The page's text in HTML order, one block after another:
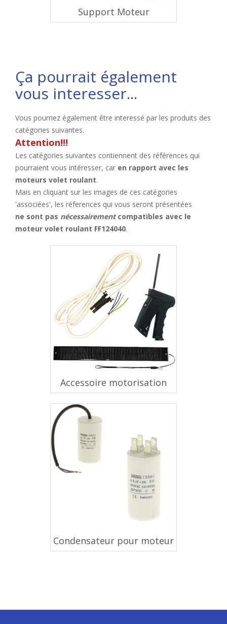
Support Moteur
Ça pourrait également
vous interesser...
Vous pourriez également être interessé par les produits des
catégories suivantes.
Attention!!!
Les catégories suivantes contiennent des références qui
pourraient vous intéresser, car en rapport avec les
moteurs volet roulant.
Mais en cliquant sur les images de ces catégories
'associées', les réferences qui vous seront présentées
ne sont pas nécessairementcompatibles avec le
moteur volet roulant FF124040.
Accessoire motorisation
Condensateur pour moteur